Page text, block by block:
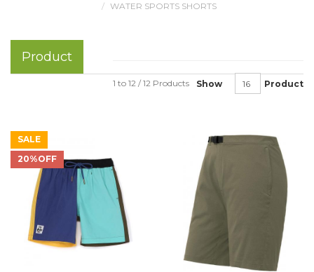
WATER SPORTS SHORTS
Product
Show Product
1 to 12 / 12 Products
SALE
20%OFF